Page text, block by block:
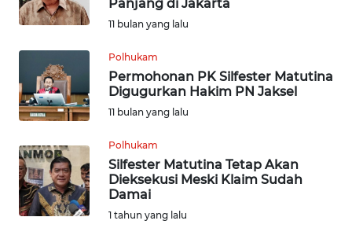
Panjang di Jakarta
11 bulan yang lalu
Polhukam
Permohonan PK Silfester Matutina
Digugurkan Hakim PN Jaksel
11 bulan yang lalu
Polhukam
Silfester Matutina Tetap Akan
Dieksekusi Meski Klaim Sudah
Damai
1 tahun yang lalu
WN
KALTARA
WN
KALSEL
WN
WN
SULSEL